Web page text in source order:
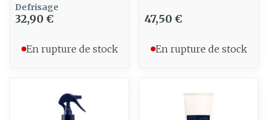
Defrisage
32,90 €
En rupture de stock
47,50 €
En rupture de stock